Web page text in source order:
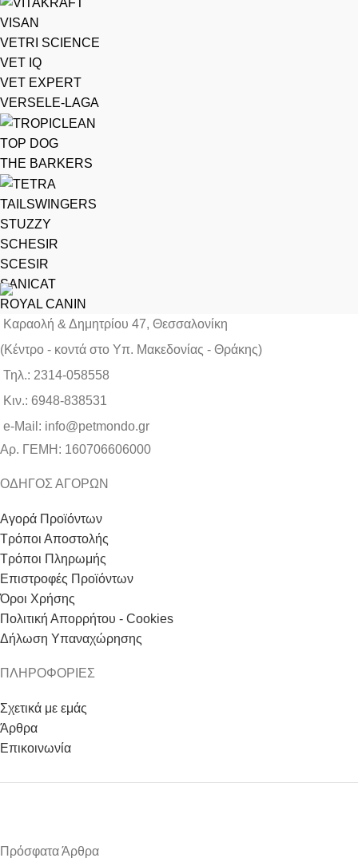
VISAN
VETRI SCIENCE
VET IQ
VET EXPERT
VERSELE-LAGA
TOP DOG
THE BARKERS
TAILSWINGERS
STUZZY
SCHESIR
SCESIR
SANICAT
ROYAL CANIN
Καραολή & Δημητρίου 47, Θεσσαλονίκη
(Kέντρο - κοντά στο Yπ. Μακεδονίας - Θράκης)
Τηλ.: 2314-058558
Κιν.: 6948-838531
e-Mail: info@petmondo.gr
Aρ. ΓΕΜΗ: 160706606000
ΟΔΗΓΟΣ ΑΓΟΡΩΝ
Αγορά Προϊόντων
Τρόποι Αποστολής
Τρόποι Πληρωμής
Επιστροφές Προϊόντων
Όροι Χρήσης
Πολιτική Απορρήτου - Cookies
Δήλωση Υπαναχώρησης
ΠΛΗΡΟΦΟΡΙΕΣ
Σχετικά με εμάς
Άρθρα
Επικοινωνία
Πρόσφατα Άρθρα